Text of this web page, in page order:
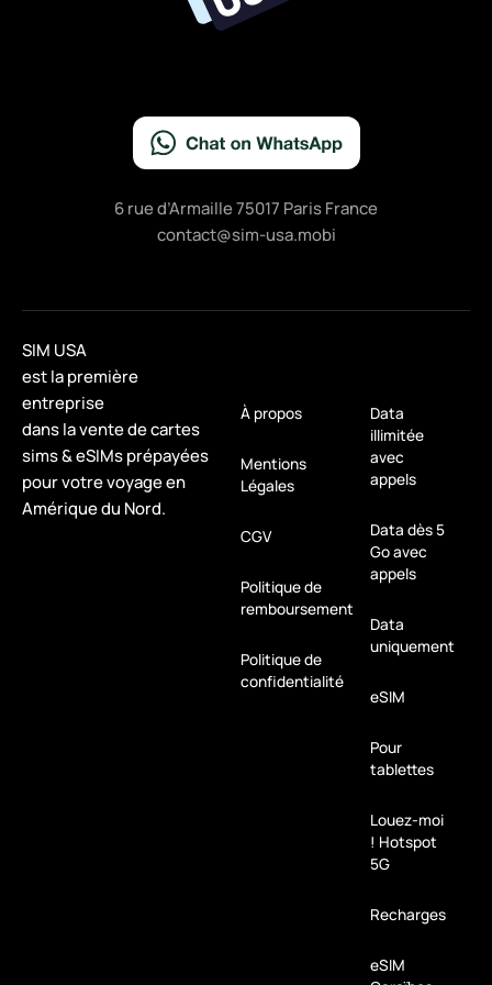
6 rue d’Armaille 75017 Paris France
contact@sim-usa.mobi
SIM USA
est la première
entreprise
dans la vente de cartes
sims & eSIMs prépayées
pour votre voyage en
Amérique du Nord.
À propos
Mentions
Légales
CGV
Politique de
remboursement
Politique de
confidentialité
Data
illimitée
avec
appels
Data dès 5
Go avec
appels
Data
uniquement
eSIM
Pour
tablettes
Louez-moi
! Hotspot
5G
Recharges
eSIM